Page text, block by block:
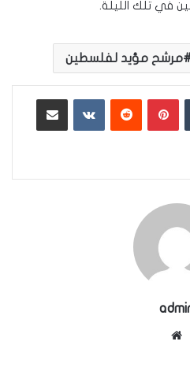
في تلك الليلة.
مرشح مؤيد لفلسطين
بينتيريست مشاركة عبر البريد